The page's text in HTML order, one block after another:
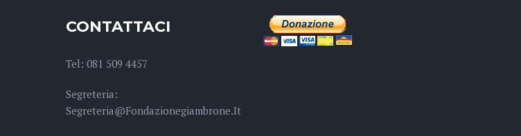
CONTATTACI
Tel: 081 509 4457
Segreteria:
Segreteria@fondazionegiambrone.it